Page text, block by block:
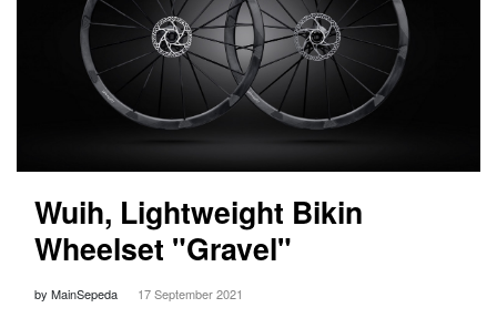
Wuih, Lightweight Bikin
Wheelset "Gravel"
by MainSepeda 17 September 2021